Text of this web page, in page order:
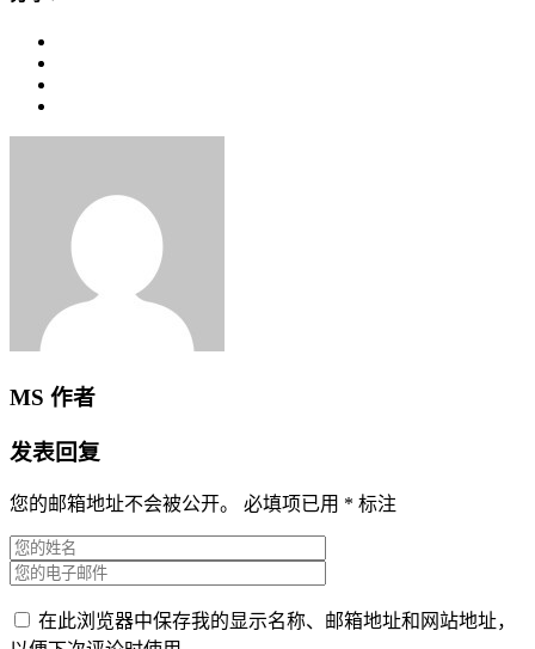
MS 作者
发表回复
您的邮箱地址不会被公开。 必填项已用 * 标注
在此浏览器中保存我的显示名称、邮箱地址和网站地址，